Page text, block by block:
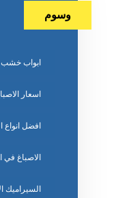
وسوم
ابواب خشب
اسعار
افضل انواع
الاصباغ في
السيراميك